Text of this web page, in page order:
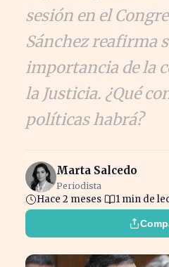
sesión en el
Sánchez reafirma
importancia de la
la Justicia. ¿Qué
políticas habrá?
Marta Salcedo
Periodista
Hace 2 meses 1 min de